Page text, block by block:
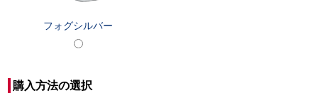
フォグシルバー
購入方法の選択